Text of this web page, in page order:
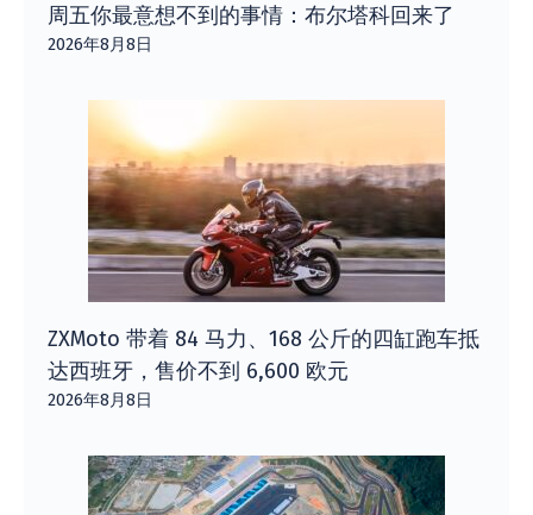
周五你最意想不到的事情：布尔塔科回来了
2026年8月8日
ZXMoto 带着 84 马力、168 公斤的四缸跑车抵
达西班牙，售价不到 6,600 欧元
2026年8月8日